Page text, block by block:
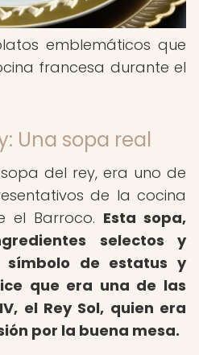
emblemáticos que
francesa durante el
Una sopa real
del rey, era uno de
de la cocina
el Barroco. Esta sopa,
selectos y
símbolo de estatus y
que era una de las
el Rey Sol, quien era
por la buena mesa.